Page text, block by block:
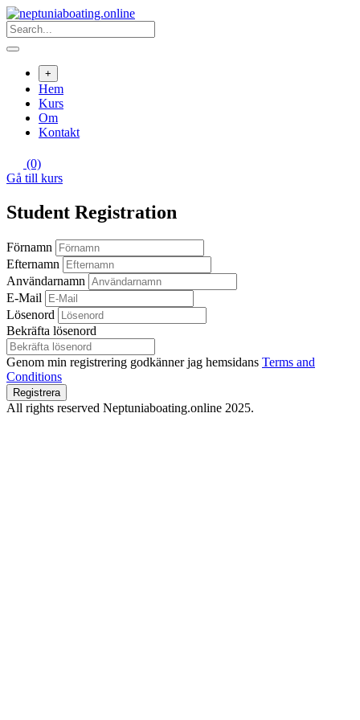
Skip
to
content
+
Hem
Kurs
Om
Kontakt
(0)
Gå till kurs
Student Registration
Förnamn
Efternamn
Användarnamn
E-Mail
Lösenord
Bekräfta lösenord
Genom min registrering godkänner jag hemsidans Terms and
Conditions
Registrera
All rights reserved Neptuniaboating.online 2025.